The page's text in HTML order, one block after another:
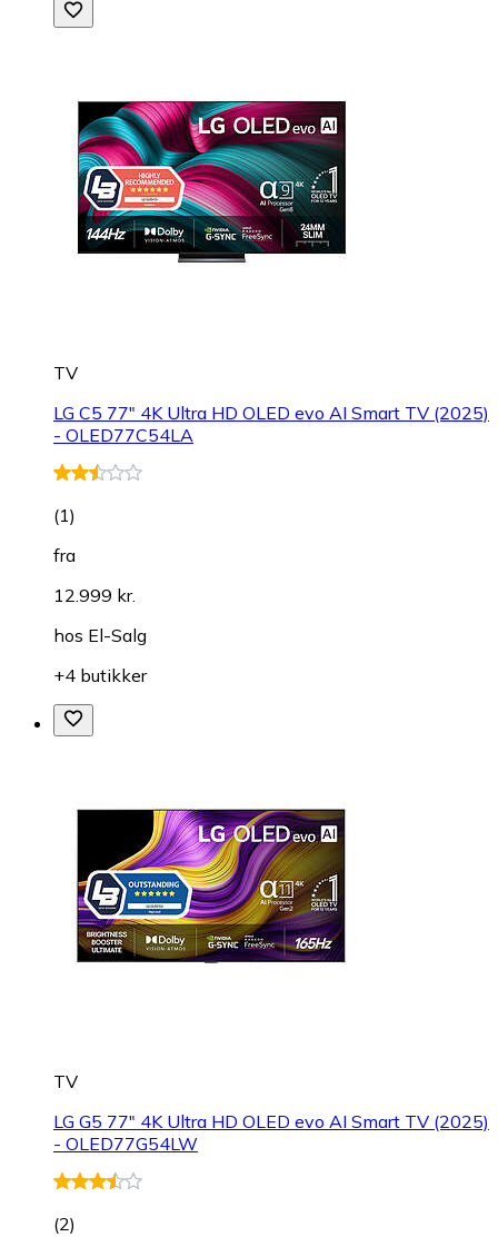
TV
LG C5 77" 4K Ultra HD OLED evo AI Smart TV (2025)
- OLED77C54LA
(1)
fra
12.999 kr.
hos El-Salg
+4 butikker
TV
LG G5 77" 4K Ultra HD OLED evo AI Smart TV (2025)
- OLED77G54LW
(2)